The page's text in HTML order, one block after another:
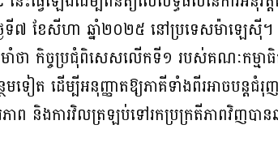
ទី៧ ខែសីហា ឆ្នាំ២០២៥ នៅប្រទេសម៉ាឡេស៊ី។
ាំថា កិច្ចប្រជុំពិសេសលើកទី១ របស់គណៈកម្មា
ែមទៀត ដើម្បីអនុញ្ញាតឱ្យភាគីទាំងពីរអាចប
ភាព និងការវិលត្រឡប់ទៅរកប្រក្រតីភាពវិញប